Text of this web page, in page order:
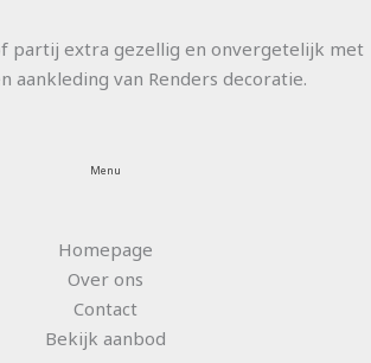
partij extra gezellig en onvergetelijk met
aankleding van Renders decoratie.
Menu
Homepage
Over ons
Contact
Bekijk aanbod